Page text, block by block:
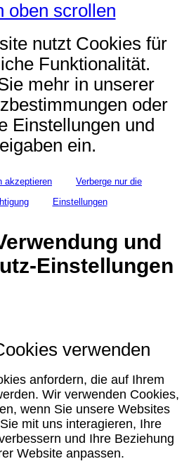
oben scrollen
nutzt Cookies für
Funktionalität.
mehr in unserer
oder
Einstellungen und
ein.
akzeptieren
Verberge nur die
Einstellungen
und
Einstellungen
verwenden
anfordern, die auf Ihrem
Wir verwenden Cookies,
wenn Sie unsere Websites
mit uns interagieren, Ihre
und Ihre Beziehung
Website anpassen.